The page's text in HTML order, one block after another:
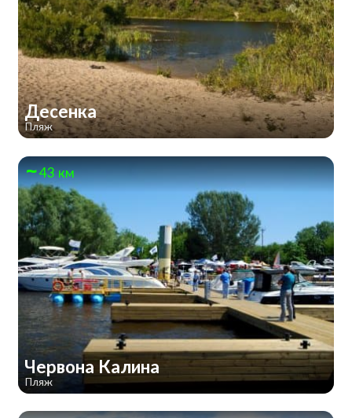
Десенка
Пляж
43 км
Червона Калина
Пляж